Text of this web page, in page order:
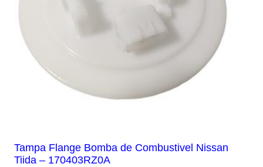
Tampa Flange Bomba de Combustivel Nissan
Tiida – 170403RZ0A